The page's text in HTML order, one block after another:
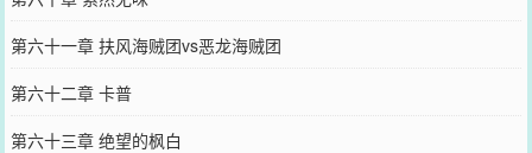
第六十一章 扶风海贼团vs恶龙海贼团
第六十二章 卡普
第六十三章 绝望的枫白